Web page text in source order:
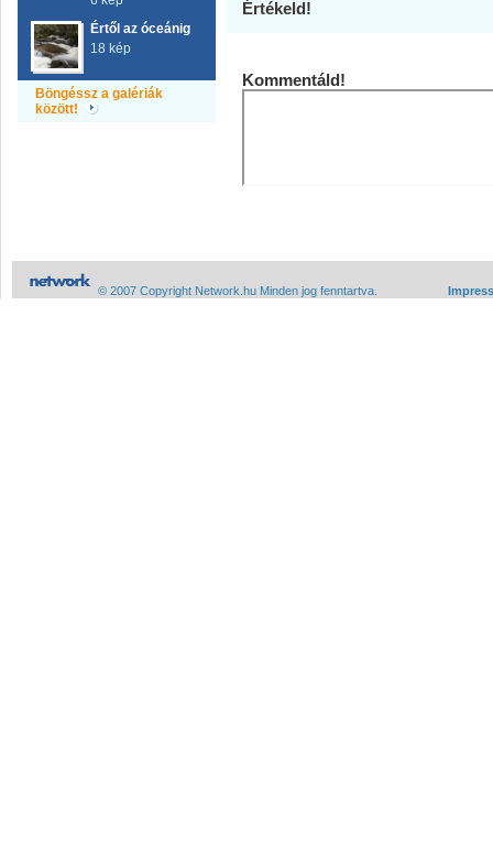
Értől az óceánig
18 kép
Böngéssz a galériák
között!
Értékeld!
Kommentáld!
© 2007 Copyright Network.hu Minden jog fenntartva.